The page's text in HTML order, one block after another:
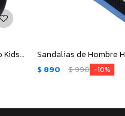
Sandalias Infantiles Peñarol Carbonero Kids - Negro - Amarillo
$ 890 $990 10